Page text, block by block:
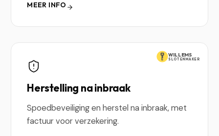
MEER INFO
WILLEMS
SLOTENMAKER
Herstelling na inbraak
Spoedbeveiliging en herstel na inbraak, met
factuur voor verzekering.